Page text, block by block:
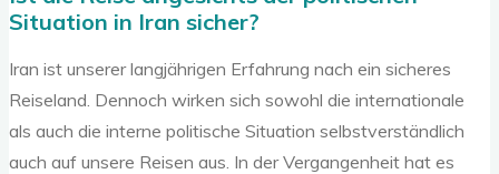
Situation in Iran sicher?
Iran ist unserer langjährigen Erfahrung nach ein sicheres
Reiseland. Dennoch wirken sich sowohl die internationale
als auch die interne politische Situation selbstverständlich
auch auf unsere Reisen aus. In der Vergangenheit hat es